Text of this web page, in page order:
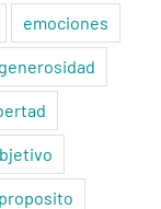
emociones
generosidad
proposito